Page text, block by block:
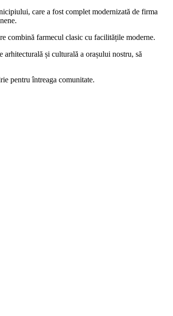
care a fost complet modernizată de firma
combină farmecul clasic cu facilitățile moderne.
și culturală a orașului nostru, să
pentru întreaga comunitate.